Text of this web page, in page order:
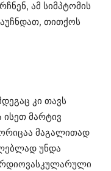
ამ სიმპტომის
თითქოს
კი თავს
მარტივ
მაგალითად
უნდა